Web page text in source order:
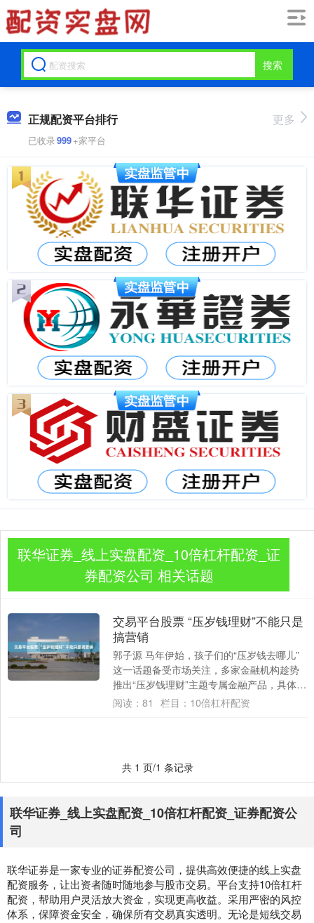
搜索
正规配资平台排行
已收录999+家平台
更多
联华证券_线上实盘配资_10倍杠杆配资_证
券配资公司 相关话题
交易平台股票 “压岁钱理财”不能只是
搞营销
郭子源 马年伊始，孩子们的“压岁钱去哪儿”
这一话题备受市场关注，多家金融机构趁势
推出“压岁钱理财”主题专属金融产品，具体涵
盖了专属借记卡服务、不同期限的专属存
阅读： 81 栏目： 10倍杠杆配资
共 1 页/1 条记录
联华证券_线上实盘配资_10倍杠杆配资_证券配资公
司
联华证券是一家专业的证券配资公司，提供高效便捷的线上实盘
配资服务，让出资者随时随地参与股市交易。平台支持10倍杠杆
配资，帮助用户灵活放大资金，实现更高收益。采用严密的风控
体系，保障资金安全，确保所有交易真实透明。无论是短线交易